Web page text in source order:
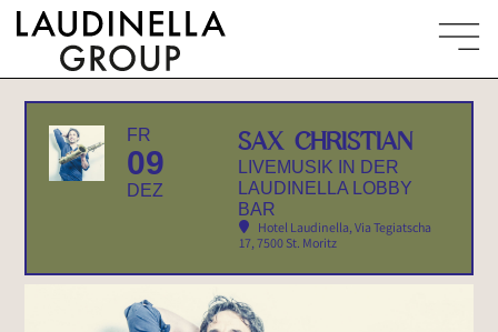
FR
09
DEZ
SAX CHRISTIAN
LIVEMUSIK IN DER
LAUDINELLA LOBBY
BAR
Hotel Laudinella, Via Tegiatscha
17, 7500 St. Moritz